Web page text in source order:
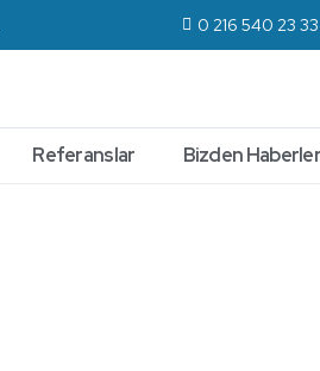
0 216 540 23 33
Referanslar Bizden Haberler